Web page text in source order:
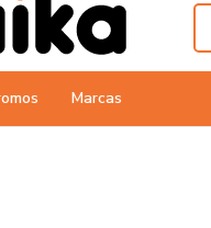
Marcas